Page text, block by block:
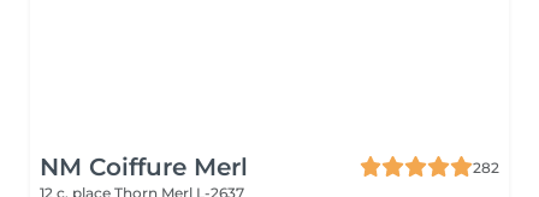
NM Coiffure Merl
282
12 c, place Thorn Merl L-2637